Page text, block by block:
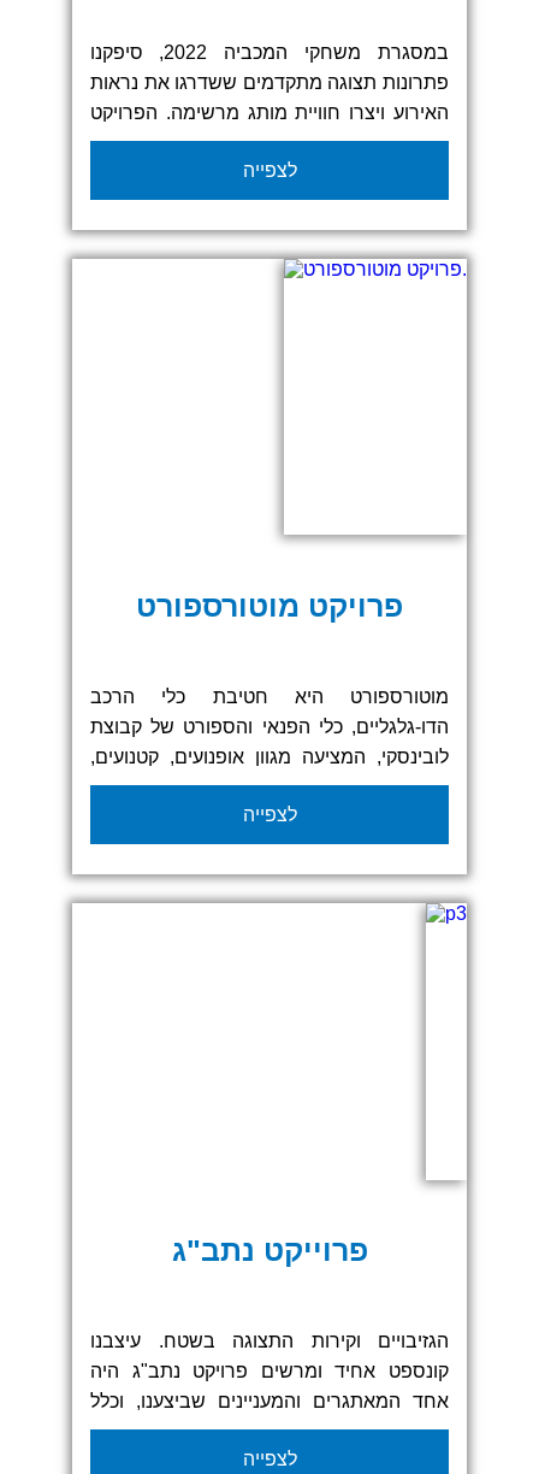
במסגרת משחקי המכביה 2022, סיפקנו
פתרונות תצוגה מתקדמים ששדרגו את נראות
האירוע ויצרו חוויית מותג מרשימה. הפרויקט
כלל גזיבואים ממותגים, דגלים, שולחנות,
חיפויים מותאמים אישית ועוד מגוון אלמנטים
עיצוביים. העיצוב הצבעוני והחדשני תרם
לאווירה דינמית וספורטיבית, תוך שמירה על
נראות מקצועית ומרשימה המתאימה לאירוע
לצפייה
פרויקט מוטורספורט
מוטורספורט היא חטיבת כלי הרכב
הדו-גלגליים, כלי הפנאי והספורט של קבוצת
לובינסקי, המציעה מגוון אופנועים, קטנועים,
אופנועי שטח וטרקטורונים. במסגרת
הפרויקט, סיפקנו למותג מגוון רחב של
פתרונות תצוגה ממותגים, כולל גזיבואים,
אוהלים מתנפחים, דגלים, מפות ועוד, על מנת
ליצור נראות מרשימה וחוויית מותג עוצמתית.
לצפייה
פרוייקט נתב"ג
הגזיבויים וקירות התצוגה בשטח. עיצבנו
קונספט אחיד ומרשים פרויקט נתב"ג היה
אחד המאתגרים והמעניינים שביצענו, וכלל
מיתוג מלא לכל הדגלים, ששיקף את ערכי
המותג והאווירה של המקום, תוך הקפדה על
לצפייה